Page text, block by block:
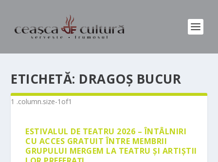
ETICHETĂ: DRAGOȘ BUCUR
ESTIVALUL DE TEATRU 2026 – ÎNTÂLNIRI
CU ACCES GRATUIT ÎNTRE MEMBRII
GRUPULUI MERGEM LA TEATRU ȘI ARTIȘTII